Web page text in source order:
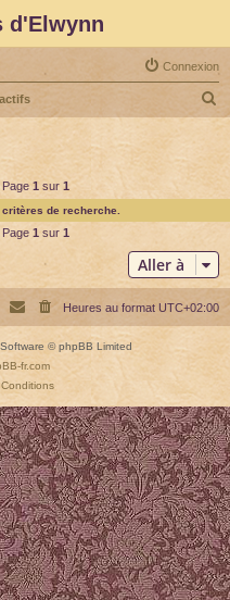
d'Elwynn
Connexion
e
e
c
h
e
1 sur 1
de recherche.
1 sur 1
Aller à
Heures au format UTC+02:00
© phpBB Limited
fr.com
Conditions